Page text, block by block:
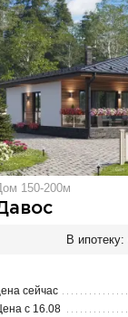
150-200м
В ипотеку:
сейчас
с 16.08